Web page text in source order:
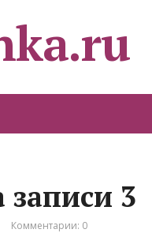
записи 3
Комментарии: 0